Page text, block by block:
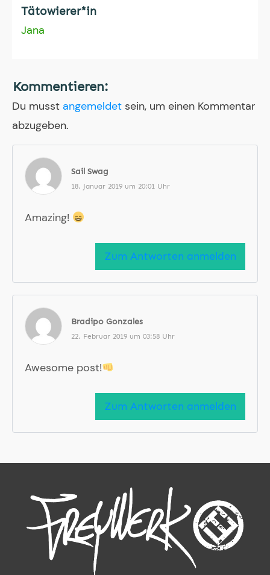
Tätowierer*in
Jana
Kommentieren:
Du musst angemeldet sein, um einen Kommentar
abzugeben.
Sail Swag
18. Januar 2019 um 20:01 Uhr
Amazing!
Zum Antworten anmelden
Bradipo Gonzales
22. Februar 2019 um 03:58 Uhr
Awesome post!
Zum Antworten anmelden